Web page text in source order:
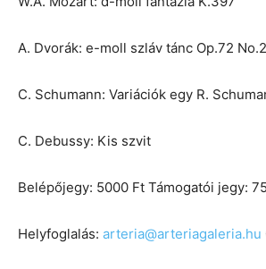
A. Dvorák: e-moll szláv tánc Op.72 No.2
C. Schumann: Variációk egy R.
C. Debussy: Kis szvit
Belépőjegy: 5000 Ft Támogatói jegy:
Helyfoglalás: arteria@arteriagaleria.hu